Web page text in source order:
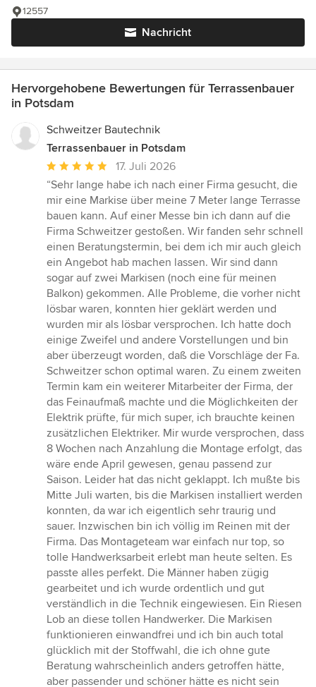
Nachricht
12557
Hervorgehobene Bewertungen für Terrassenbauer
in Potsdam
Schweitzer Bautechnik
Terrassenbauer in Potsdam
Durchschnittliche
Bewertung:
5
von
5
Sternen
17. Juli 2026
“Sehr lange habe ich nach einer Firma gesucht, die
mir eine Markise über meine 7 Meter lange Terrasse
bauen kann. Auf einer Messe bin ich dann auf die
Firma Schweitzer gestoßen. Wir fanden sehr schnell
einen Beratungstermin, bei dem ich mir auch gleich
ein Angebot hab machen lassen. Wir sind dann
sogar auf zwei Markisen (noch eine für meinen
Balkon) gekommen. Alle Probleme, die vorher nicht
lösbar waren, konnten hier geklärt werden und
wurden mir als lösbar versprochen. Ich hatte doch
einige Zweifel und andere Vorstellungen und bin
aber überzeugt worden, daß die Vorschläge der Fa.
Schweitzer schon optimal waren. Zu einem zweiten
Termin kam ein weiterer Mitarbeiter der Firma, der
das Feinaufmaß machte und die Möglichkeiten der
Elektrik prüfte, für mich super, ich brauchte keinen
zusätzlichen Elektriker. Mir wurde versprochen, dass
8 Wochen nach Anzahlung die Montage erfolgt, das
wäre ende April gewesen, genau passend zur
Saison. Leider hat das nicht geklappt. Ich mußte bis
Mitte Juli warten, bis die Markisen installiert werden
konnten, da war ich eigentlich sehr traurig und
sauer. Inzwischen bin ich völlig im Reinen mit der
Firma. Das Montageteam war einfach nur top, so
tolle Handwerksarbeit erlebt man heute selten. Es
passte alles perfekt. Die Männer haben zügig
gearbeitet und ich wurde ordentlich und gut
verständlich in die Technik eingewiesen. Ein Riesen
Lob an diese tollen Handwerker. Die Markisen
funktionieren einwandfrei und ich bin auch total
glücklich mit der Stoffwahl, die ich ohne gute
Beratung wahrscheinlich anders getroffen hätte,
aber passender und schöner hätte es nicht sein